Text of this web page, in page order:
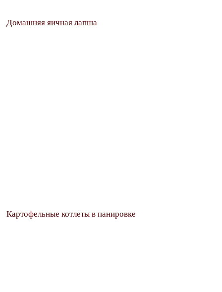
Домашняя яичная лапша
Картофельные котлеты в панировке